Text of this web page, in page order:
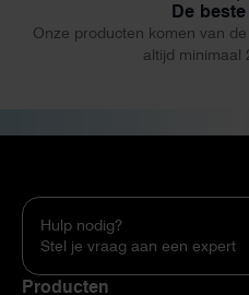
De
Onze producten komen van
altijd minimaal
Hulp nodig?
Stel je vraag aan een expert
Producten